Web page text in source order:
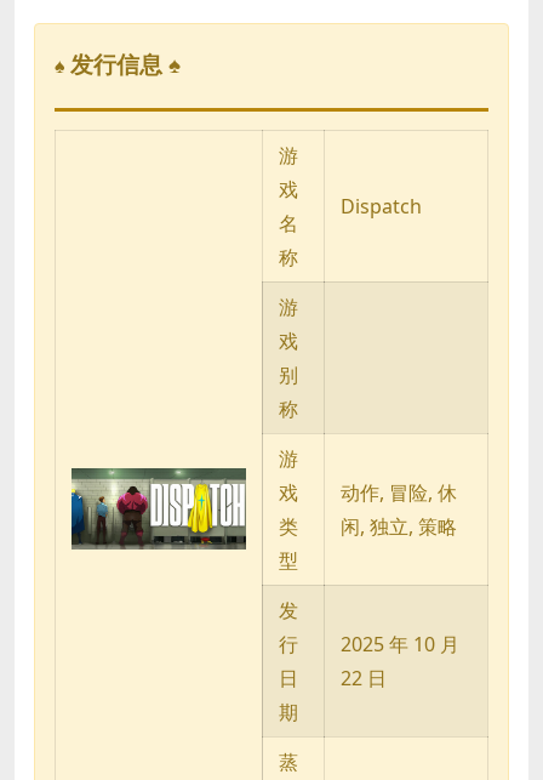
♠ 发行信息 ♠
游
戏
名
称
Dispatch
游
戏
别
称
游
戏
类
型
动作, 冒险, 休
闲, 独立, 策略
发
行
日
期
2025 年 10 月
22 日
蒸